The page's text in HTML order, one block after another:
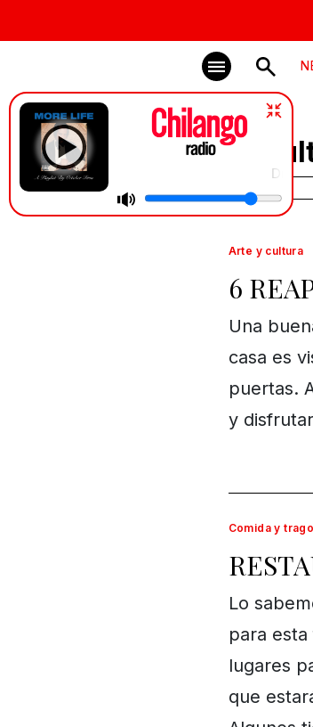
Drake feat.
Arte y cultura
6
Una
casa es
puertas.
y
Comida y
Lo
para
lugares
que